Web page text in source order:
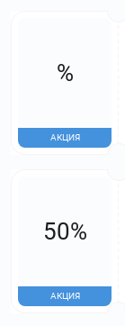
%
АКЦИЯ
50%
АКЦИЯ